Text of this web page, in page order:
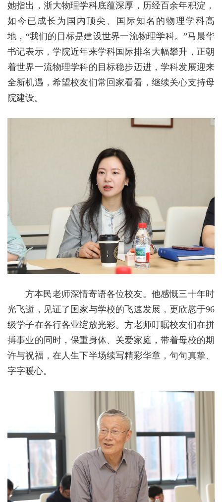
她指出，浙大物理学科底蕴深厚，历经百余年积淀，
如今已成长为国内顶尖、国际知名的物理学科高
地，“我们的目标是建设世界一流物理学科。”马晨华
书记表示，学院近年来学科国际排名大幅攀升，正朝
着世界一流物理学科的目标稳步迈进，学科发展迎来
全新机遇，希望校友们常回家看看，继续关心支持母
院建设。
方本民老师深情寄语各位校友。他感慨三十年时
光飞逝，见证了国家与学校的飞速发展，更欣慰于96
级学子在各行各业绽放光彩。方老师叮嘱校友们在拼
搏事业的同时，保重身体、关爱家庭，带着母校的期
许与祝福，在人生下半场续写精彩华章，句句真挚、
字字暖心。